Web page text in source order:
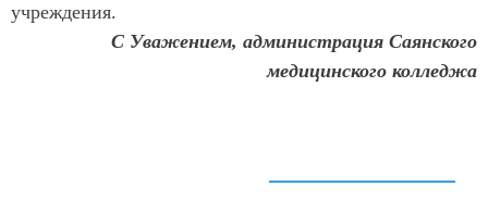
учреждения.
С Уважением, администрация Саянского
медицинского колледжа